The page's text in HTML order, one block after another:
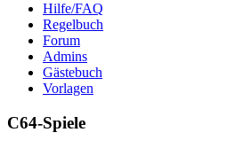
Hilfe/FAQ
Regelbuch
Forum
Admins
Gästebuch
Vorlagen
C64-Spiele